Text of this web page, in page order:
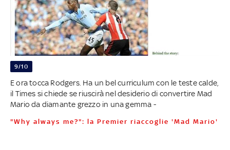
9/10
E ora tocca Rodgers. Ha un bel curriculum con le teste calde,
il Times si chiede se riuscirà nel desiderio di convertire Mad
Mario da diamante grezzo in una gemma -
"Why always me?": la Premier riaccoglie 'Mad Mario'